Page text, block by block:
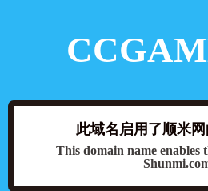
此域名启用了顺米
This domain name enables